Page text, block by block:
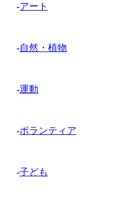
-アート
-自然・植物
-運動
-ボランティア
-子ども